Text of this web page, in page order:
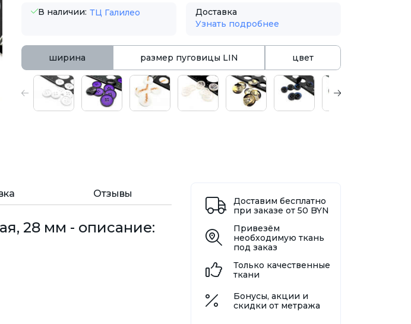
В наличии: ТЦ Галилео
Доставка
Узнать подробнее
ширина размер пуговицы LIN цвет
Отзывы
28 мм - описание:
Доставим бесплатно
при заказе от 50 BYN
Привезём
необходимую ткань
под заказ
Только качественные
ткани
Бонусы, акции и
скидки от метража